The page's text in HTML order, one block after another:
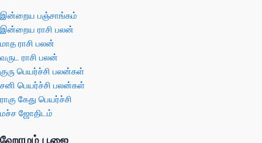
இன்றைய பஞ்சாங்கம்
இன்றைய ராசி பலன்
மாத ராசி பலன்
வருட ராசி பலன்
குரு பெயர்ச்சி பலன்கள்
சனி பெயர்ச்சி பலன்கள்
ராகு கேது பெயர்ச்சி
மச்ச ஜோதிடம்
ஹோமம் பூஜை